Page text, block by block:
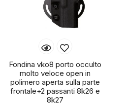
Fondina vko8 porto occulto
molto veloce open in
polimero aperta sulla parte
frontale+2 passanti 8k26 e
8k27